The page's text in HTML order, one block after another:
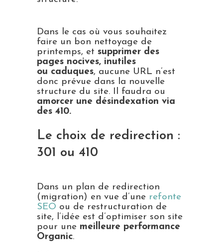
Dans le cas où vous souhaitez
faire un bon nettoyage de
printemps, et supprimer des
pages nocives, inutiles
ou caduques, aucune URL n’est
donc prévue dans la nouvelle
structure du site. Il faudra ou
amorcer une désindexation via
des 410.
Le choix de redirection :
301 ou 410
Dans un plan de redirection
(migration) en vue d’une refonte
SEO ou de restructuration de
site, l’idée est d’optimiser son site
pour une meilleure performance
Organic.